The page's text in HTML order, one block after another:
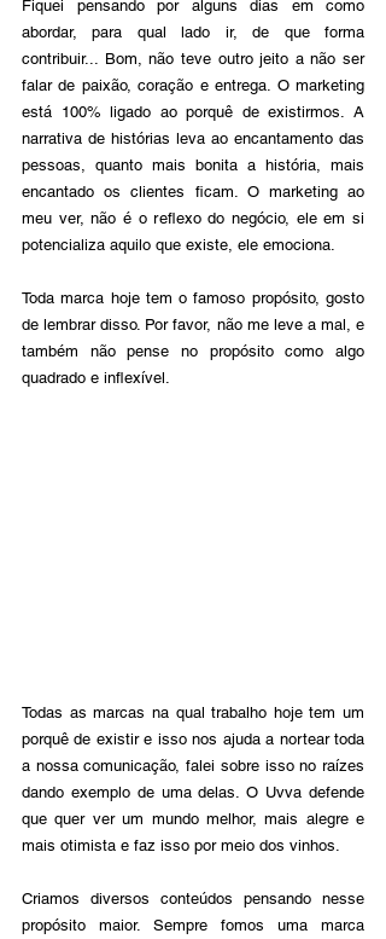
Fiquei pensando por alguns dias em como
abordar, para qual lado ir, de que forma
contribuir... Bom, não teve outro jeito a não ser
falar de paixão, coração e entrega. O marketing
está 100% ligado ao porquê de existirmos. A
narrativa de histórias leva ao encantamento das
pessoas, quanto mais bonita a história, mais
encantado os clientes ficam. O marketing ao
meu ver, não é o reflexo do negócio, ele em si
potencializa aquilo que existe, ele emociona.
Toda marca hoje tem o famoso propósito, gosto
de lembrar disso. Por favor, não me leve a mal, e
também não pense no propósito como algo
quadrado e inflexível.
Todas as marcas na qual trabalho hoje tem um
porquê de existir e isso nos ajuda a nortear toda
a nossa comunicação, falei sobre isso no raízes
dando exemplo de uma delas. O Uvva defende
que quer ver um mundo melhor, mais alegre e
mais otimista e faz isso por meio dos vinhos.
Criamos diversos conteúdos pensando nesse
propósito maior. Sempre fomos uma marca